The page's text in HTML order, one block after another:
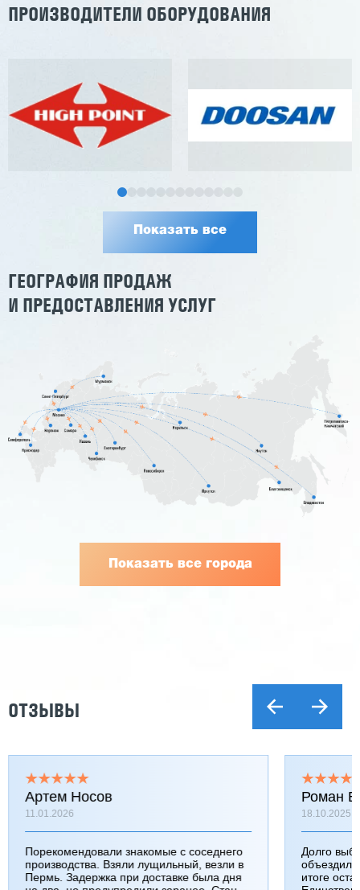
ПРОИЗВОДИТЕЛИ ОБОРУДОВАНИЯ
Показать все
ГЕОГРАФИЯ ПРОДАЖ
И ПРЕДОСТАВЛЕНИЯ УСЛУГ
Показать все города
ОТЗЫВЫ
Артем Носов
11.01.2026
Порекомендовали знакомые с соседнего
производства. Взяли лущильный, везли в
Пермь. Задержка при доставке была дня
Роман
18.10.2025
Долго
итоге